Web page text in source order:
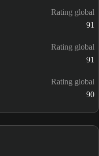
Rating global
91
Rating global
91
Rating global
90